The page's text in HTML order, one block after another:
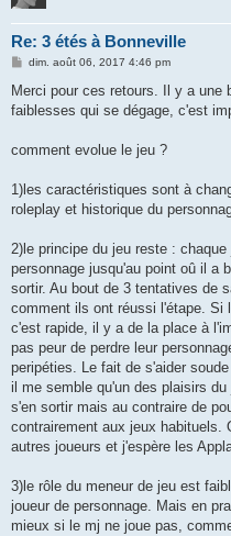
Re: 3 étés à Bonneville
M
s
a
dim. août 06, 2017 4:46 pm
Merci pour ces retours. Il y a une
faiblesses qui se dégage, c'est
comment evolue le jeu ?
1)les caractéristiques sont à
roleplay et historique du
2)le principe du jeu reste :
personnage jusqu'au point oû il a
sortir. Au bout de 3 tentatives de
comment ils ont réussi l'étape. Si
c'est rapide, il y a de la place à
pas peur de perdre leur
peripéties. Le fait de s'aider
il me semble qu'un des plaisirs
s'en sortir mais au contraire de
contrairement aux jeux habituels.
autres joueurs et j'espère les
3)le rôle du meneur de jeu est
joueur de personnage. Mais en
mieux si le mj ne joue pas,